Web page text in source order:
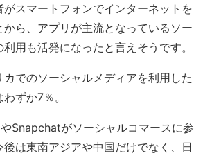
がスマートフォンでインターネットを
ら、アプリが主流となっているソー
用も活発になったと言えそうです。
でのソーシャルメディアを利用した
ずか7％。
Snapchatがソーシャルコマースに参
後は東南アジアや中国だけでなく、日